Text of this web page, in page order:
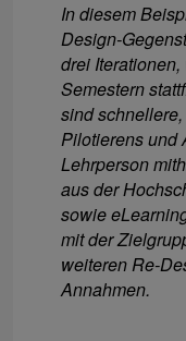
In diesem
Design-
drei
Semestern
sind
Pilotierens und
Lehrperson
aus der
sowie
mit der
weiteren Re-
Annahmen.